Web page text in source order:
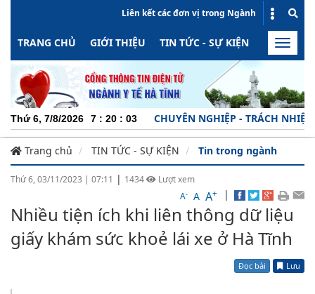
Liên kết các đơn vị trong Ngành
TRANG CHỦ GIỚI THIỆU TIN TỨC - SỰ KIỆN HOẠT
Toggle
Thứ 6, 7/8/2026 7 : 20 : 04
CHUYÊN NGHIỆP - TRÁCH NHIỆM -
Trang chủ TIN TỨC - SỰ KIỆN Tin trong ngành
Thứ 6, 03/11/2023 | 07:11 | 1434
Lượt xem
A- A A+ |
Nhiều tiện ích khi liên thông dữ liệu
giấy khám sức khoẻ lái xe ở Hà Tĩnh
Đọc bài Lưu